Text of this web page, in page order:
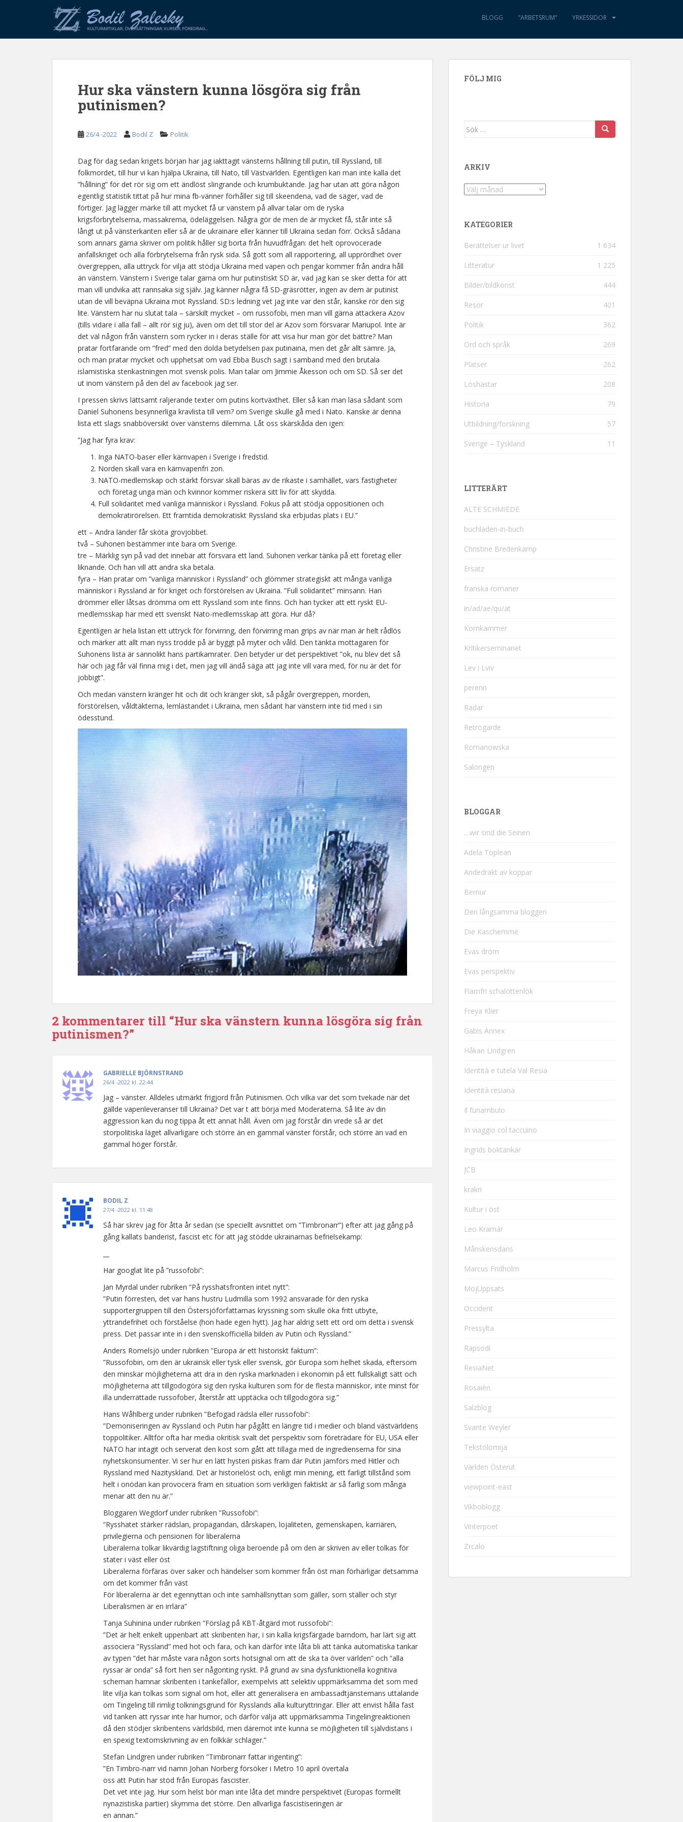
p
BLOGG ”ARBETSRUM” YRKESSIDOR
Hur ska vänstern kunna lösgöra sig från
putinismen?
26/4 -2022 Bodil Z Politik
Dag för dag sedan krigets början har jag iakttagit vänsterns hållning till putin, till Ryssland, till
folkmordet, till hur vi kan hjälpa Ukraina, till Nato, till Västvärlden. Egentligen kan man inte kalla det
”hållning” för det rör sig om ett ändlöst slingrande och krumbuktande. Jag har utan att göra någon
egentlig statistik tittat på hur mina fb-vänner förhåller sig till skeendena, vad de säger, vad de
förtiger. Jag lägger märke till att mycket få ur vänstern på allvar talar om de ryska
krigsförbrytelserna, massakrerna, ödeläggelsen. Några gör de men de är mycket få, står inte så
långt ut på vänsterkanten eller så är de ukrainare eller känner till Ukraina sedan förr. Också sådana
som annars gärna skriver om politik håller sig borta från huvudfrågan: det helt oprovocerade
anfallskriget och alla förbrytelserna från rysk sida. Så gott som all rapportering, all upprördhet över
övergreppen, alla uttryck för vilja att stödja Ukraina med vapen och pengar kommer från andra håll
än vänstern. Vänstern i Sverige talar gärna om hur putinstiskt SD är, vad jag kan se sker detta för att
man vill undvika att rannsaka sig själv. Jag känner några få SD-gräsrötter, ingen av dem är putinist
utan de vill beväpna Ukraina mot Ryssland. SD:s ledning vet jag inte var den står, kanske rör den sig
lite. Vänstern har nu slutat tala – särskilt mycket – om russofobi, men man vill gärna attackera Azov
(tills vidare i alla fall – allt rör sig ju), även om det till stor del är Azov som försvarar Mariupol. Inte är
det väl någon från vänstern som rycker in i deras ställe för att visa hur man gör det bättre? Man
pratar fortfarande om ”fred” med den dolda betydelsen pax putinaina, men det går allt sämre. Ja,
och man pratar mycket och upphetsat om vad Ebba Busch sagt i samband med den brutala
islamistiska stenkastningen mot svensk polis. Man talar om Jimmie Åkesson och om SD. Så ser det
ut inom vänstern på den del av facebook jag ser.
I pressen skrivs lättsamt raljerande texter om putins kortväxthet. Eller så kan man läsa sådant som
Daniel Suhonens besynnerliga kravlista till vem? om Sverige skulle gå med i Nato. Kanske är denna
lista ett slags snabböversikt över vänsterns dilemma. Låt oss skärskåda den igen:
”Jag har fyra krav:
Inga NATO-baser eller kärnvapen i Sverige i fredstid.
Norden skall vara en kärnvapenfri zon.
NATO-medlemskap och stärkt försvar skall bäras av de rikaste i samhället, vars fastigheter
och företag unga män och kvinnor kommer riskera sitt liv för att skydda.
Full solidaritet med vanliga människor i Ryssland. Fokus på att stödja oppositionen och
demokratirörelsen. Ett framtida demokratiskt Ryssland ska erbjudas plats i EU.”
ett – Andra länder får sköta grovjobbet.
två – Suhonen bestämmer inte bara om Sverige.
tre – Märklig syn på vad det innebär att försvara ett land. Suhonen verkar tänka på ett företag eller
liknande. Och han vill att andra ska betala.
fyra – Han pratar om ”vanliga människor i Ryssland” och glömmer strategiskt att många vanliga
människor i Ryssland är för kriget och förstörelsen av Ukraina. ”Full solidaritet” minsann. Han
drömmer eller låtsas drömma om ett Ryssland som inte finns. Och han tycker att ett ryskt EU-
medlemsskap har med ett svenskt Nato-medlemsskap att göra. Hur då?
Egentligen är hela listan ett uttryck för förvirring, den förvirring man grips av när man är helt rådlös
och märker att allt man nyss trodde på är byggt på myter och våld. Den tänkta mottagaren för
Suhonens lista är sannolikt hans partikamrater. Den betyder ur det perspektivet ”ok, nu blev det så
här och jag får väl finna mig i det, men jag vill ändå säga att jag inte vill vara med, för nu är det för
jobbigt”.
Och medan vänstern kränger hit och dit och kränger skit, så pågår övergreppen, morden,
förstörelsen, våldtäkterna, lemlästandet i Ukraina, men sådant har vänstern inte tid med i sin
ödesstund.
2 kommentarer till “Hur ska vänstern kunna lösgöra sig från
putinismen?”
GABRIELLE BJÖRNSTRAND
26/4 -2022 kl. 22:44
Jag – vänster. Alldeles utmärkt frigjord från Putinismen. Och vilka var det som tvekade när det
gällde vapenleveranser till Ukraina? Det var t att börja med Moderaterna. Så lite av din
aggression kan du nog tippa åt ett annat håll. Även om jag förstår din vrede så är det
storpolitiska läget allvarligare och större än en gammal vänster förstår, och större än vad en
gammal höger förstår.
BODIL Z
27/4 -2022 kl. 11:48
Så här skrev jag för åtta år sedan (se speciellt avsnittet om ”Timbronarr”) efter att jag gång på
gång kallats banderist, fascist etc för att jag stödde ukrainarnas befrielsekamp:
Har googlat lite på ”russofobi”:
Jan Myrdal under rubriken ”På rysshatsfronten intet nytt”:
”Putin förresten, det var hans hustru Ludmilla som 1992 ansvarade för den ryska
supportergruppen till den Östersjöförfattarnas kryssning som skulle öka fritt utbyte,
yttrandefrihet och förståelse (hon hade egen hytt). Jag har aldrig sett ett ord om detta i svensk
press. Det passar inte in i den svenskofficiella bilden av Putin och Ryssland.”
Anders Romelsjö under rubriken ”Europa är ett historiskt faktum”:
”Russofobin, om den är ukrainsk eller tysk eller svensk, gör Europa som helhet skada, eftersom
den minskar möjligheterna att dra in den ryska marknaden i ekonomin på ett fullskaligt sätt och
möjligheterna att tillgodogöra sig den ryska kulturen som för de flesta människor, inte minst för
illa underrättade russofober, återstår att upptäcka och tillgodogöra sig.”
Hans Wåhlberg under rubriken ”Befogad rädsla eller russofobi”:
”Demoniseringen av Ryssland och Putin har pågått en längre tid i medier och bland västvärldens
toppolitiker. Alltför ofta har media okritisk svalt det perspektiv som företrädare för EU, USA eller
NATO har intagit och serverat den kost som gått att tillaga med de ingredienserna för sina
nyhetskonsumenter. Vi ser hur en lätt hysteri piskas fram där Putin jämförs med Hitler och
Ryssland med Nazityskland. Det är historielöst och, enligt min mening, ett farligt tillstånd som
helt i onödan kan provocera fram en situation som verkligen faktiskt är så farlig som många
menar att den nu är.”
Bloggaren Wegdorf under rubriken ”Russofobi”:
”Rysshatet stärker rädslan, propagandan, dårskapen, lojaliteten, gemenskapen, karriären,
privilegierna och pensionen för liberalerna
Liberalerna tolkar likvärdig lagstiftning oliga beroende på om den är skriven av eller tolkas för
stater i väst eller öst
Liberalerna förfäras över saker och händelser som kommer från öst man förhärligar detsamma
om det kommer från väst
För liberalerna är det egennyttan och inte samhällsnyttan som gäller, som ställer och styr
Liberalismen är en irrlära”
Tanja Suhinina under rubriken ”Förslag på KBT-åtgärd mot russofobi”:
”Det är helt enkelt uppenbart att skribenten har, i sin kalla krigsfärgade barndom, har lärt sig att
associera ”Ryssland” med hot och fara, och kan därför inte låta bli att tänka automatiska tankar
av typen ”det här måste vara någon sorts hotsignal om att de ska ta över världen” och ”alla
ryssar är onda” så fort hen ser någonting ryskt. På grund av sina dysfunktionella kognitiva
scheman hamnar skribenten i tankefällor, exempelvis att selektiv uppmärksamma det som med
lite vilja kan tolkas som signal om hot, eller att generalisera en ambassadtjänstemans uttalande
om Tingeling till rimlig tolkningsgrund för Rysslands alla kulturyttringar. Eller att envist hålla fast
vid tanken att ryssar inte har humor, och därför välja att uppmärksamma Tingelingreaktionen
då den stödjer skribentens världsbild, men däremot inte kunna se möjligheten till självdistans i
en spexig textomskrivning av en folkkär schlager.”
Stefan Lindgren under rubriken ”Timbronarr fattar ingenting”:
”En Timbro-narr vid namn Johan Norberg försöker i Metro 10 april övertala
oss att Putin har stöd från Europas fascister.
Det vet inte jag. Hur som helst bör man inte låta det mindre perspektivet (Europas formellt
nynazistiska partier) skymma det större. Den allvarliga fascistiseringen är
en annan.”
FÖLJ MIG
Sök efter:
ARKIV
Arkiv
KATEGORIER
Berättelser ur livet 1 634
Litteratur 1 225
Bilder/bildkonst 444
Resor 401
Politik 362
Ord och språk 269
Platser 262
Löshästar 208
Historia 79
Utbildning/forskning 57
Sverige – Tyskland 11
LITTERÄRT
ALTE SCHMIEDE
buchladen-in-buch
Christine Bredenkamp
Ersatz
franska romaner
in/ad/ae/qu/at
Kornkammer
Kritikerseminariet
Lev i Lviv
perenn
Radar
Retrogarde
Romanowska
Salongen
BLOGGAR
…wir sind die Seinen
Adela Toplean
Andedräkt av koppar
Bernur
Den långsamma bloggen
Die Kaschemme
Evas dröm
Evas perspektiv
Flarnfri schalottenlök
Freya Klier
Gabis Annex
Håkan Lindgren
Identità e tutela Val Resia
Identità resiana
Il funambulo
In viaggio col taccuino
Ingrids boktankar
JCB
krakri
Kultur i öst
Leo Kramár
Månskensdans
Marcus Fridholm
MojUppsats
Occident
Pressylta
Rapsodi
ResiaNet
Rosaièn
Salzblog
Svante Weyler
Tekstolomija
Världen Österut
viewpoint-east
Vikboblogg
Vinterpoet
Zrcalo